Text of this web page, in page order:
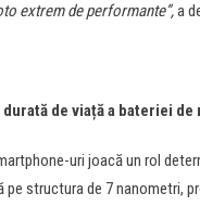
extrem de performante”,a
de viață a bateriei de
uri joacă un rol
structura de 7 nanometri,